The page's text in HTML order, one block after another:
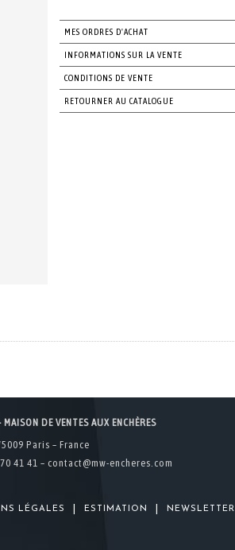
MES ORDRES D'ACHAT
INFORMATIONS SUR LA VENTE
CONDITIONS DE VENTE
RETOURNER AU CATALOGUE
DE VENTES AUX ENCHÈRES
Paris – France
41 41 – contact@mw-encheres.com
LÉGALES ESTIMATION NEWSLETTER